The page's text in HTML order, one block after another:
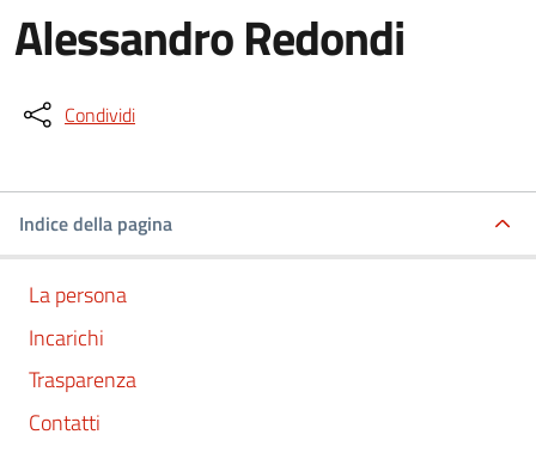
Alessandro Redondi
Condividi
Indice della pagina
La persona
Incarichi
Trasparenza
Contatti